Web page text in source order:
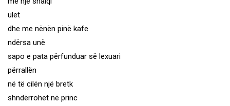
ulet
dhe me nënën pinë kafe
ndërsa unë
sapo e pata përfunduar së lexuari
përrallën
në të cilën një bretk
shndërrohet në princ